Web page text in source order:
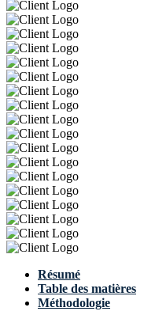
Résumé
Table des matières
Méthodologie